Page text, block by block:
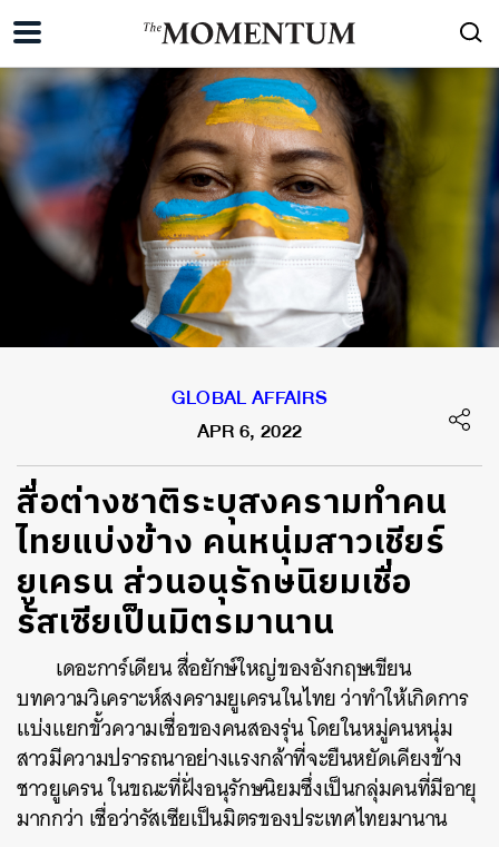
GLOBAL AFFAIRS
APR 6, 2022
สื่อต่างชาติระบุสงครามทำคน
ไทยแบ่งข้าง คนหนุ่มสาวเชียร์
ยูเครน ส่วนอนุรักษนิยมเชื่อ
รัสเซียเป็นมิตรมานาน
เดอะการ์เดียน สื่อยักษ์ใหญ่ของอังกฤษเขียน
บทความวิเคราะห์สงครามยูเครนในไทย ว่าทำให้เกิดการ
แบ่งแยกขั้วความเชื่อของคนสองรุ่น โดยในหมู่คนหนุ่ม
สาวมีความปรารถนาอย่างแรงกล้าที่จะยืนหยัดเคียงข้าง
ชาวยูเครน ในขณะที่ฝั่งอนุรักษนิยมซึ่งเป็นกลุ่มคนที่มีอายุ
มากกว่า เชื่อว่ารัสเซียเป็นมิตรของประเทศไทยมานาน